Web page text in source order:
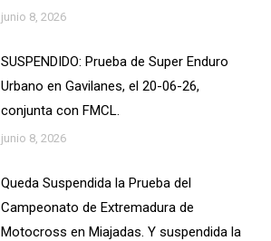
junio 8, 2026
SUSPENDIDO: Prueba de Super Enduro
Urbano en Gavilanes, el 20-06-26,
conjunta con FMCL.
junio 8, 2026
Queda Suspendida la Prueba del
Campeonato de Extremadura de
Motocross en Miajadas. Y suspendida la